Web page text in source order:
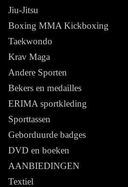
Jiu-Jitsu
Boxing MMA Kickboxing
Taekwondo
Krav Maga
Andere Sporten
Bekers en medailles
ERIMA sportkleding
Sporttassen
Geborduurde badges
DVD en boeken
AANBIEDINGEN
Textiel